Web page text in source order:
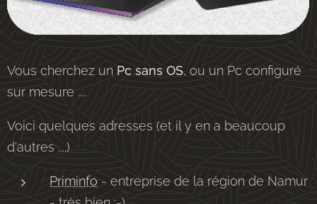
Vous cherchez un Pc sans OS, ou un Pc configuré
sur mesure ....
Voici quelques adresses (et il y en a beaucoup
d'autres ....)
Priminfo- entreprise de la région de Namur